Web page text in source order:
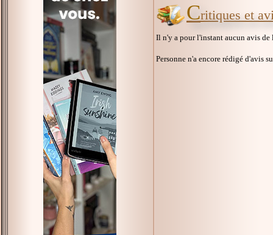
Critiques et
Il n'y a pour l'instant aucun avis
Personne n'a encore rédigé d'avis